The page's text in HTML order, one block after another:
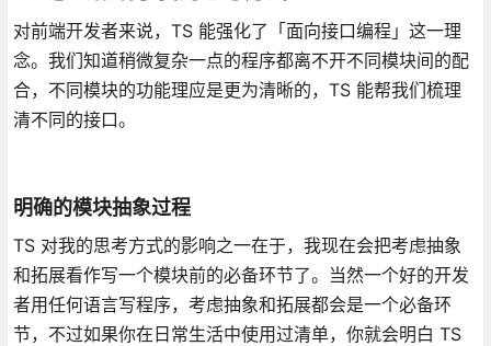
对前端开发者来说，TS 能强化了「面向接口编程」这一理
念。我们知道稍微复杂一点的程序都离不开不同模块间的配
合，不同模块的功能理应是更为清晰的，TS 能帮我们梳理
清不同的接口。
明确的模块抽象过程
TS 对我的思考方式的影响之一在于，我现在会把考虑抽象
和拓展看作写一个模块前的必备环节了。当然一个好的开发
者用任何语言写程序，考虑抽象和拓展都会是一个必备环
节，不过如果你在日常生活中使用过清单，你就会明白 TS